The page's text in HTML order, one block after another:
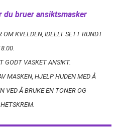
du bruer ansiktsmasker
KVELDEN, IDEELT SETT RUNDT
GODT VASKET ANSIKT.
MASKEN, HJELP HUDEN MED Å
VED Å BRUKE EN TONER OG